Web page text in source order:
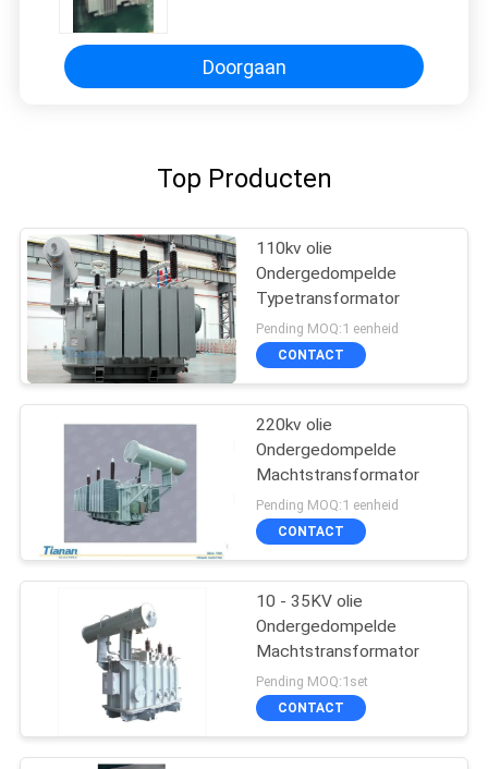
Doorgaan
Top Producten
110kv olie
Ondergedompelde
Typetransformator
Pending MOQ:1 eenheid
CONTACT
220kv olie
Ondergedompelde
Machtstransformator
Pending MOQ:1 eenheid
CONTACT
10 - 35KV olie
Ondergedompelde
Machtstransformator
Pending MOQ:1set
CONTACT